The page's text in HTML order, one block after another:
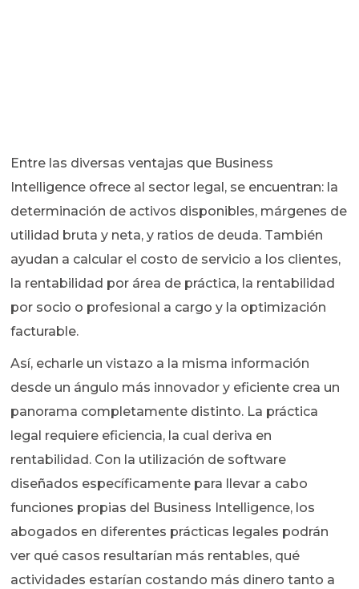
Entre las diversas ventajas que Business
Intelligence ofrece al sector legal, se encuentran: la
determinación de activos disponibles, márgenes de
utilidad bruta y neta, y ratios de deuda. También
ayudan a calcular el costo de servicio a los clientes,
la rentabilidad por área de práctica, la rentabilidad
por socio o profesional a cargo y la optimización
facturable.
Así, echarle un vistazo a la misma información
desde un ángulo más innovador y eficiente crea un
panorama completamente distinto. La práctica
legal requiere eficiencia, la cual deriva en
rentabilidad. Con la utilización de software
diseñados específicamente para llevar a cabo
funciones propias del Business Intelligence, los
abogados en diferentes prácticas legales podrán
ver qué casos resultarían más rentables, qué
actividades estarían costando más dinero tanto a